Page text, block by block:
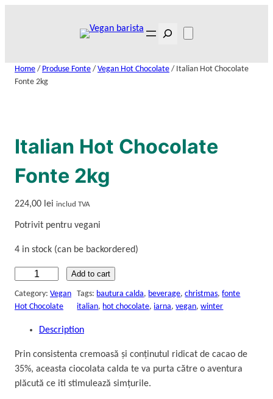
Search
Home / Produse Fonte /Vegan Hot Chocolate / Italian Hot Chocolate
Fonte 2kg
Italian Hot Chocolate
Fonte 2kg
224,00 lei includ TVA
Potrivit pentru vegani
4 in stock (can be backordered)
t
a
o
Add to cart
Category: Vegan
Hot Chocolate
Tags: bautura calda, beverage, christmas, fonte
italian, hot chocolate, iarna, vegan, winter
Description
Prin consistenta cremoasă și conținutul ridicat de cacao de
35%, aceasta ciocolata calda te va purta către o aventura
plăcută ce iti stimulează simțurile.